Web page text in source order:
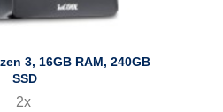
3, 16GB RAM, 240GB
SSD
2x